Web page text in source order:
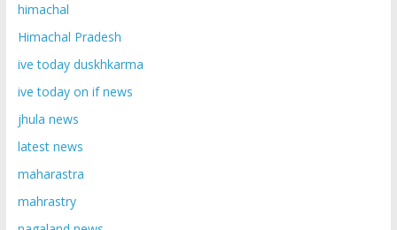
himachal
Himachal Pradesh
ive today duskhkarma
ive today on if news
jhula news
latest news
maharastra
mahrastry